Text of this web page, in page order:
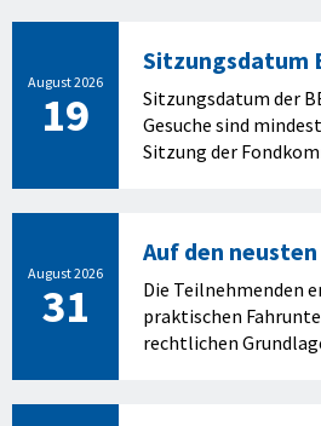
August 2026
19
Sitzungsdatum
Sitzungsdatum der
Gesuche sind
Sitzung der
August 2026
31
Auf den
Die Teilnehmenden
praktischen
rechtlichen